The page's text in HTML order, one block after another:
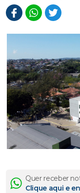
Quer receber
Clique aqui e